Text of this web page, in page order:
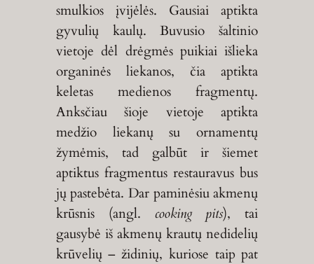
smulkios įvijėlės. Gausiai aptikta
gyvulių kaulų. Buvusio šaltinio
vietoje dėl drėgmės puikiai išlieka
organinės liekanos, čia aptikta
keletas medienos fragmentų.
Anksčiau šioje vietoje aptikta
medžio liekanų su ornamentų
žymėmis, tad galbūt ir šiemet
aptiktus fragmentus restauravus bus
jų pastebėta. Dar paminėsiu akmenų
krūsnis (angl. cooking pits), tai
gausybė iš akmenų krautų nedidelių
krūvelių – židinių, kuriose taip pat